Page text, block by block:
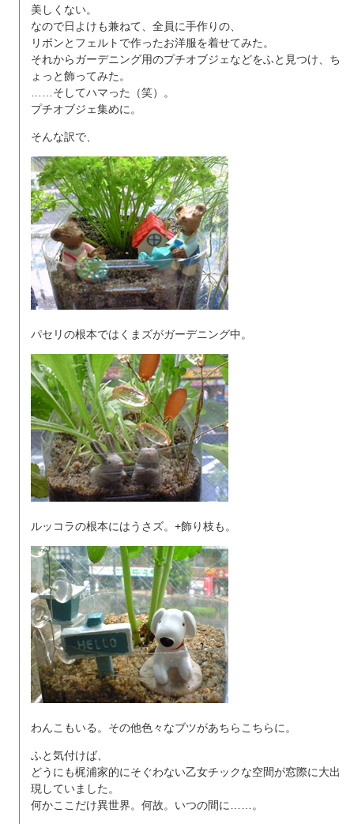
美しくない。
なので日よけも兼ねて、全員に手作りの、
リボンとフェルトで作ったお洋服を着せてみた。
それからガーデニング用のプチオブジェなどをふと見つけ、ち
ょっと飾ってみた。
……そしてハマった（笑）。
プチオブジェ集めに。
そんな訳で、
パセリの根本ではくまズがガーデニング中。
ルッコラの根本にはうさズ。+飾り枝も。
わんこもいる。その他色々なブツがあちらこちらに。
ふと気付けば、
どうにも梶浦家的にそぐわない乙女チックな空間が窓際に大出
現していました。
何かここだけ異世界。何故。いつの間に……。